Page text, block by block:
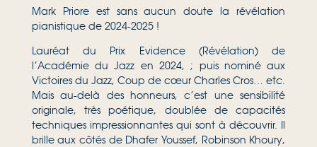
Mark Priore est sans aucun doute la révélation
pianistique de 2024-2025 !
Lauréat du Prix Evidence (Révélation) de
l’Académie du Jazz en 2024, ; puis nominé aux
Victoires du Jazz, Coup de cœur Charles Cros… etc.
Mais au-delà des honneurs, c’est une sensibilité
originale, très poétique, doublée de capacités
techniques impressionnantes qui sont à découvrir. Il
brille aux côtés de Dhafer Youssef, Robinson Khoury,